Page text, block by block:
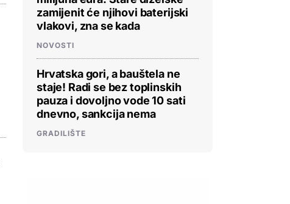
zamijenit će njihovi baterijski
vlakovi, zna se kada
NOVOSTI
Hrvatska gori, a bauštela ne
staje! Radi se bez toplinskih
pauza i dovoljno vode 10 sati
dnevno, sankcija nema
GRADILIŠTE